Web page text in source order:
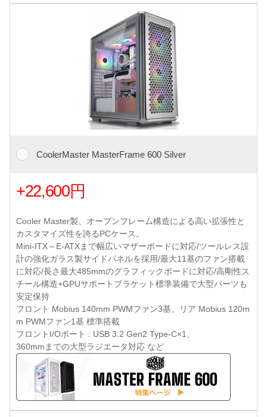
CoolerMaster MasterFrame 600 Silver
+22,600円
Cooler Master製、オープンフレーム構造による高い拡張性と
カスタマイズ性を誇るPCケース。
Mini-ITX～E-ATXまで幅広いマザーボードに対応/ツールレス設
計の強化ガラス製サイドパネルを採用/最大11基のファン搭載
に対応/長さ最大485mmのグラフィックボードに対応/高剛性ス
チール構造+GPUサポートブラケット標準装備で大型パーツも
安定保持
フロント Mobius 140mm PWMファン3基、リア Mobius 120m
m PWMファン1基 標準搭載
フロントI/Oポート : USB 3.2 Gen2 Type-C×1、
360mmまでの大型ラジエータ対応 など